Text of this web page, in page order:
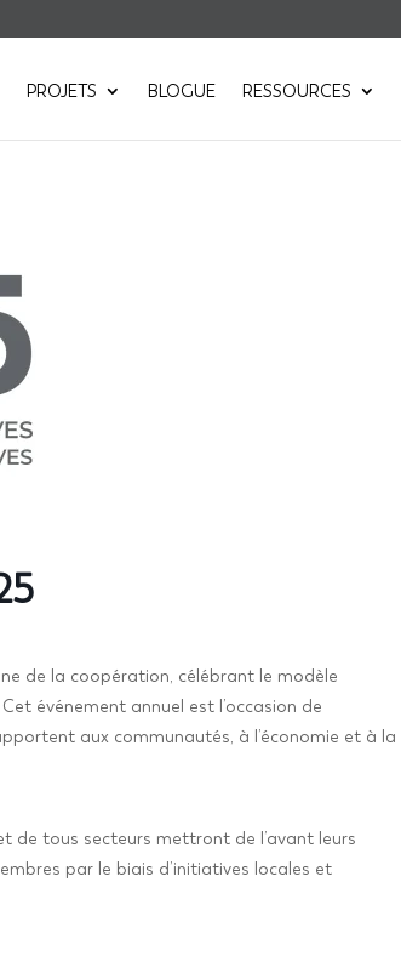
PROJETS BLOGUE RESSOURCES
de la coopération, célébrant le modèle
événement annuel est l’occasion de
aux communautés, à l’économie et à la
de tous secteurs mettront de l’avant leurs
par le biais d’initiatives locales et